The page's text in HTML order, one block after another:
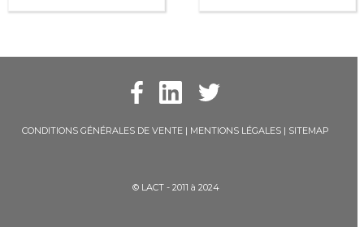
CONDITIONS GÉNÉRALES DE VENTE | MENTIONS LÉGALES | SITEMAP
© LACT - 2011 à 2024